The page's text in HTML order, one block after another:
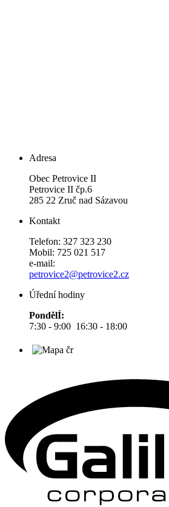
Adresa
Obec Petrovice II
Petrovice II čp.6
285 22 Zruč nad Sázavou
Kontakt
Telefon: 327 323 230
Mobil: 725 021 517
e-mail:
petrovice2@petrovice2.cz
Úřední hodiny
PondělÍ:
7:30 - 9:00 16:30 - 18:00